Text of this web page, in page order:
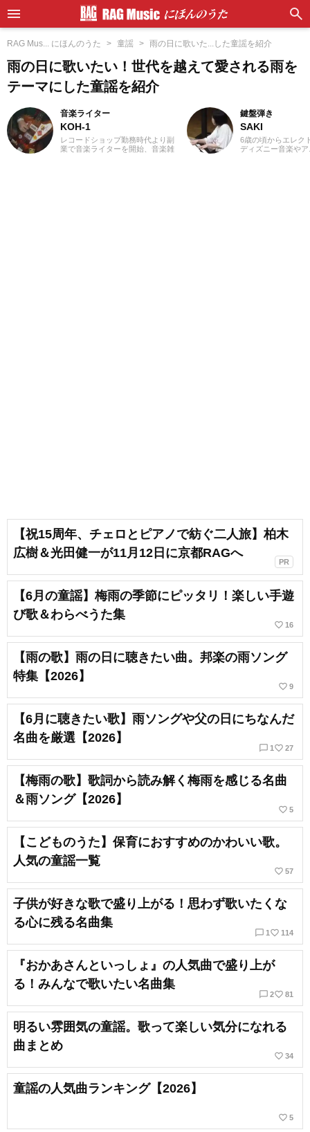
RAG Mus... にほんのうた 童謡 雨の日に歌いた...した童謡を紹介
雨の日に歌いたい！世代を越えて愛される雨を
テーマにした童謡を紹介
音楽ライター
KOH-1
レコードショップ勤務時代より副
業で音楽ライターを開始、音楽雑
鍵盤弾き
SAKI
6歳の頃からエレク
ディズニー音楽や
【祝15周年、チェロとピアノで紡ぐ二人旅】柏木
広樹＆光田健一が11月12日に京都RAGへ
PR
【6月の童謡】梅雨の季節にピッタリ！楽しい手遊
び歌＆わらべうた集
favorite_border 16
【雨の歌】雨の日に聴きたい曲。邦楽の雨ソング
特集【2026】
favorite_border 9
【6月に聴きたい歌】雨ソングや父の日にちなんだ
名曲を厳選【2026】
chat_bubble_outline 1 favorite_border 27
【梅雨の歌】歌詞から読み解く梅雨を感じる名曲
＆雨ソング【2026】
favorite_border 5
【こどものうた】保育におすすめのかわいい歌。
人気の童謡一覧
favorite_border 57
子供が好きな歌で盛り上がる！思わず歌いたくな
る心に残る名曲集
chat_bubble_outline 1 favorite_border 114
『おかあさんといっしょ』の人気曲で盛り上が
る！みんなで歌いたい名曲集
chat_bubble_outline 2favorite_border 81
明るい雰囲気の童謡。歌って楽しい気分になれる
曲まとめ
favorite_border 34
童謡の人気曲ランキング【2026】
favorite_border 5